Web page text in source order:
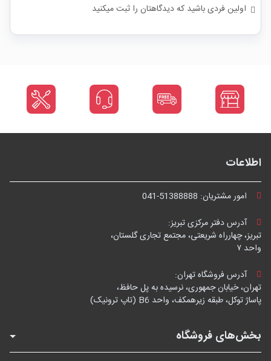
اولین فردی باشید که دیدگاهتان را ثبت میکنید
اطلاعات
امور مشتریان: 041-51388888
آدرس دفتر مرکزی تبریز:
تبریز، چهارراه شریعتی، مجتمع تجاری گلستان،
واحد ۷
آدرس فروشگاه تهران:
تهران، خیابان جمهوری، نرسیده به پل حافظ،
پاساژ توکل، طبقه زیرهمکف، واحد B6 (تاپ ترونیک)
بخش‌های فروشگاه